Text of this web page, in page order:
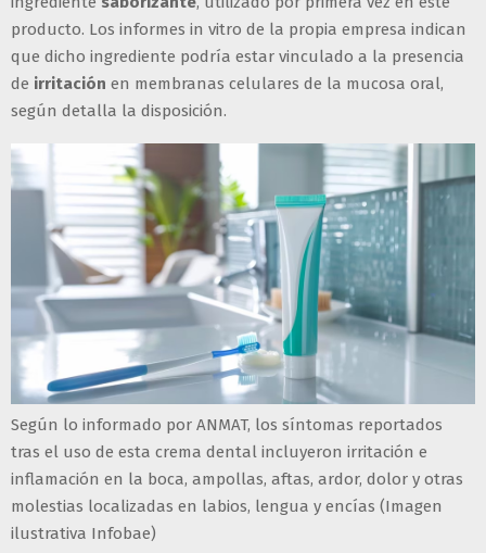
producto. Los informes in vitro de la propia empresa indican
que dicho ingrediente podría estar vinculado a la presencia
de irritación en membranas celulares de la mucosa oral,
según detalla la disposición.
Según lo informado por ANMAT, los síntomas reportados
tras el uso de esta crema dental incluyeron irritación e
inflamación en la boca, ampollas, aftas, ardor, dolor y otras
molestias localizadas en labios, lengua y encías (Imagen
ilustrativa Infobae)